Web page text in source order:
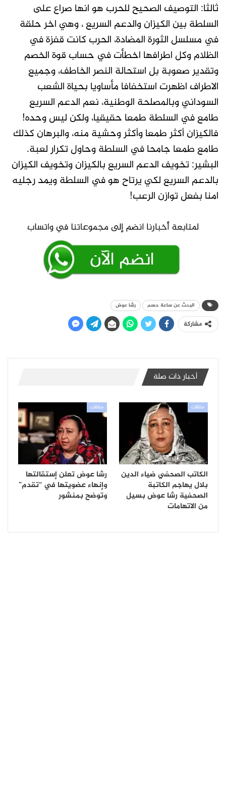
ثالثا: التوصيف الصحيح للحرب هو انها صراع على
السلطة بين الكيزان والدعم السريع ، وهي اخر حلقة
في مسلسل الثورة المضادة، الحرب كانت قفزة في
الظلام وكل اطرافها اخطأت في حساب قوة الخصم
وتقدير صعوبة بل استحالة النصر الخاطف، وجميع
الاطراف اظهرت استخفافا مأساويا بحياة الشعب
السوداني وبالمصلحة الوطنية، نعم الدعم السريع
طامع في السلطة طمعا حقيقيا، ولكن ليس وحده!
فالكيزان أكثر طمعا وأكثر وحشية منه، والبرهان كذلك
طامع طمعا جامحا في السلطة وحاول تكرار لعبة.
البشير: تخويف الدعم السريع بالكيزان وتخويف الكيزان
بالدعم السريع لكي يرتاح هو في السلطة ويمد رجليه
امنا بفعل توازن الرعب!
البحث عن ساعة حسم رشا عوض
مشاركة
أخبار ذات صلة
مقالات
الكاتب الصحفي ضياء الدين
بلال يهاجم الكاتبة
الصحفية رشا عوض بسيل
من الاتهامات
مقالات
رشا عوض تعلن إستقالتها
وإنهاء عضويتها في “تقدم”
وتوضح بمنشور